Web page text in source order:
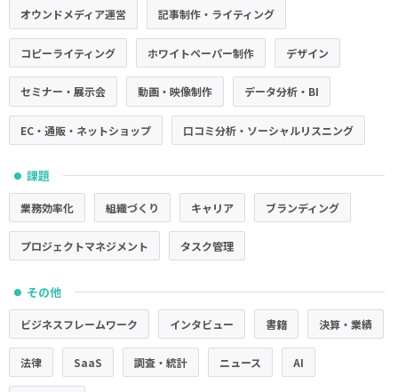
オウンドメディア運営 記事制作・ライティング
コピーライティング ホワイトペーパー制作 デザイン
セミナー・展示会 動画・映像制作 データ分析・BI
EC・通販・ネットショップ 口コミ分析・ソーシャルリスニング
● 課題
業務効率化 組織づくり キャリア ブランディング
プロジェクトマネジメント タスク管理
● その他
ビジネスフレームワーク インタビュー 書籍 決算・業績
法律 SaaS 調査・統計 ニュース AI